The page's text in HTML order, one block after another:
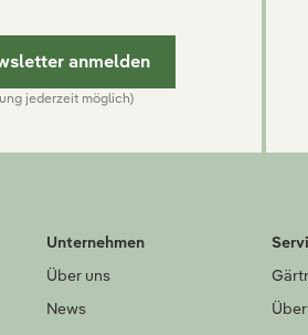
anmelden
jederzeit möglich)
Unternehmen
Über uns
News